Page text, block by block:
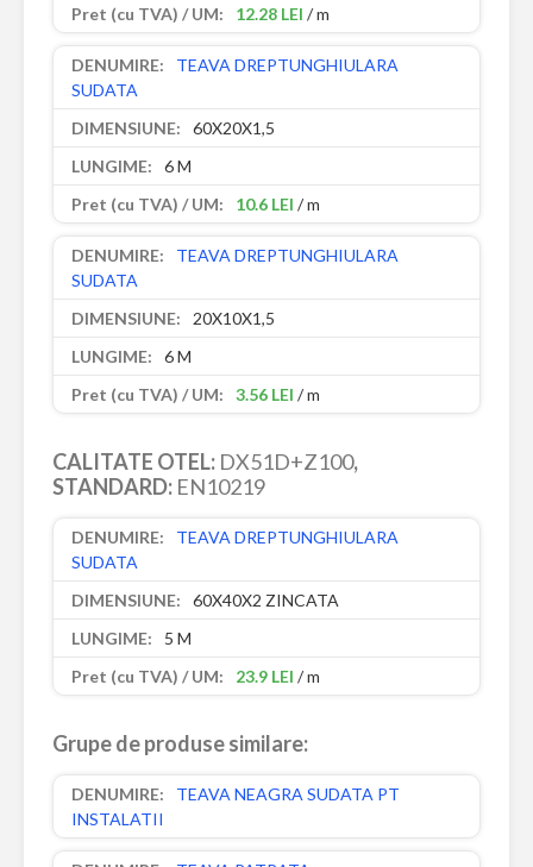
12.28 LEI / m
TEAVA DREPTUNGHIULARA
SUDATA
60X20X1,5
6 M
10.6 LEI / m
TEAVA DREPTUNGHIULARA
SUDATA
20X10X1,5
6 M
3.56 LEI / m
CALITATE OTEL: DX51D+Z100,
STANDARD: EN10219
TEAVA DREPTUNGHIULARA
SUDATA
60X40X2 ZINCATA
5 M
23.9 LEI / m
Grupe de produse similare:
TEAVA NEAGRA SUDATA PT
INSTALATII